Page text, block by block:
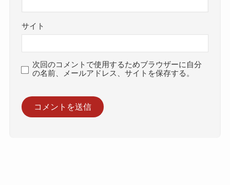
サイト
次回のコメントで使用するためブラウザーに自分
の名前、メールアドレス、サイトを保存する。